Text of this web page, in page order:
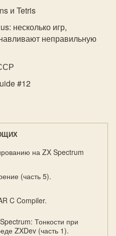
и Tetris
несколько игр,
неправильную
#12
на ZX Spectrum
(часть 5).
C Compiler.
Тонкости при
ZXDev (часть 1).